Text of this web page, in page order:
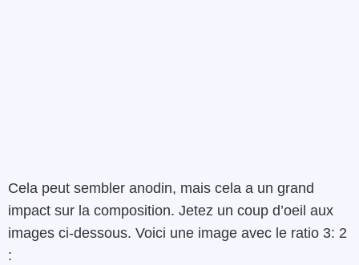
Cela peut sembler anodin, mais cela a un grand
impact sur la composition. Jetez un coup d’oeil aux
images ci-dessous. Voici une image avec le ratio 3: 2
: